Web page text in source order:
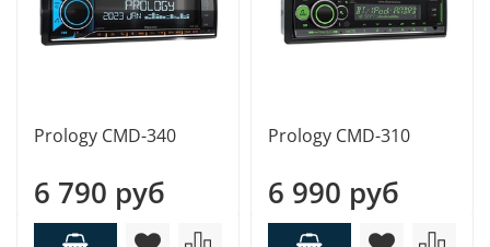
Prology CMD-340
6 790 руб
Prology CMD-310
6 990 руб